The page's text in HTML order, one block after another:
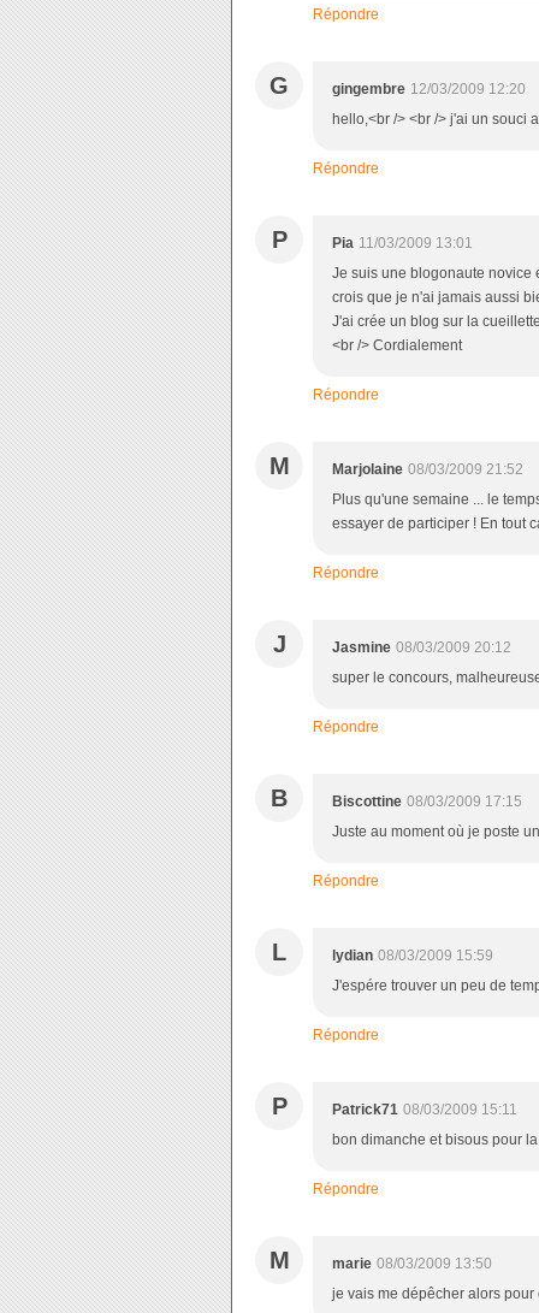
Répondre
G gingembre 12/03/2009 12:20
hello,<br /> <br /> j'ai un souci
Répondre
P Pia 11/03/2009 13:01
Je suis une blogonaute novice
crois que je n'ai jamais aussi
J'ai crée un blog sur la
<br /> Cordialement
Répondre
M Marjolaine 08/03/2009 21:52
Plus qu'une semaine ... le
essayer de participer ! En tout
Répondre
J Jasmine 08/03/2009 20:12
super le concours,
Répondre
B Biscottine 08/03/2009 17:15
Juste au moment où je poste
Répondre
L lydian 08/03/2009 15:59
J'espére trouver un peu de
Répondre
P Patrick71 08/03/2009 15:11
bon dimanche et bisous pour
Répondre
M marie 08/03/2009 13:50
je vais me dépêcher alors